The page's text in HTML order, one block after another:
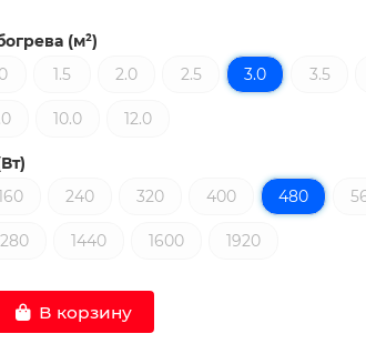
(м²)
1.5 2.0 2.5 3.0 3.5
10.0 12.0
240 320 400 480
1440 1600 1920
В корзину